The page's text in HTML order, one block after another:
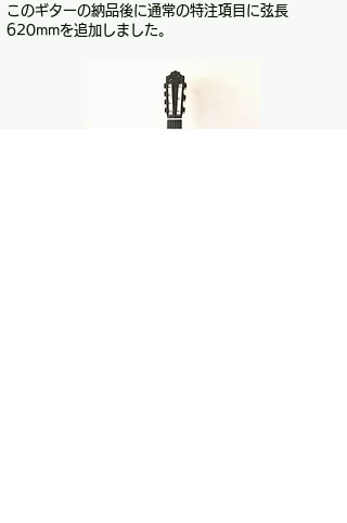
このギターの納品後に通常の特注項目に弦長
620mmを追加しました。